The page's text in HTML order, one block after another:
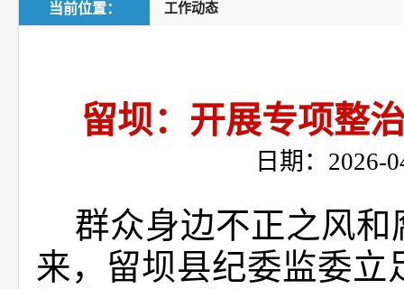
当前位置： 工作动态
留坝：开展专项整
日期：2026-
群众身边不正之风
来，留坝县纪委监委立